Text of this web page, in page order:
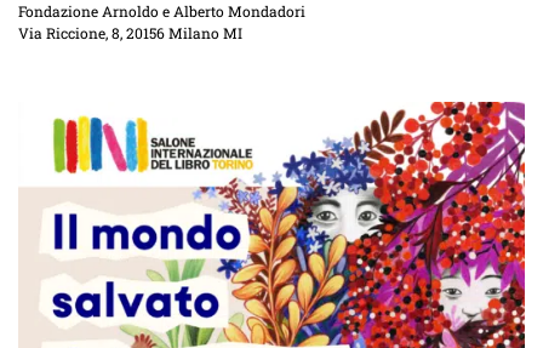
Fondazione Arnoldo e Alberto Mondadori
Via Riccione, 8, 20156 Milano MI